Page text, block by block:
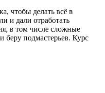
чтобы делать всё в
и дали отработать
в том числе сложные
беру подмастерьев. Курс